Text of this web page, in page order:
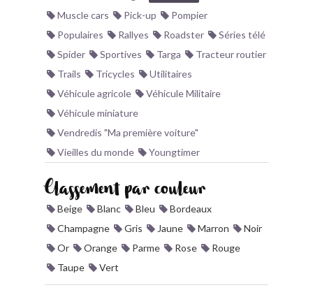
Muscle cars
Pick-up
Pompier
Populaires
Rallyes Roadster
Séries télé
Spider
Sportives Targa
Tracteur routier
Trails
Tricycles
Utilitaires
Véhicule agricole
Véhicule Militaire
Véhicule miniature
Vendredis "Ma première voiture"
Vieilles du monde
Youngtimer
Classement par couleur
Beige Blanc Bleu
Bordeaux
Champagne
Gris Jaune Marron
Noir
Or
Orange Parme Rose
Rouge
Taupe
Vert